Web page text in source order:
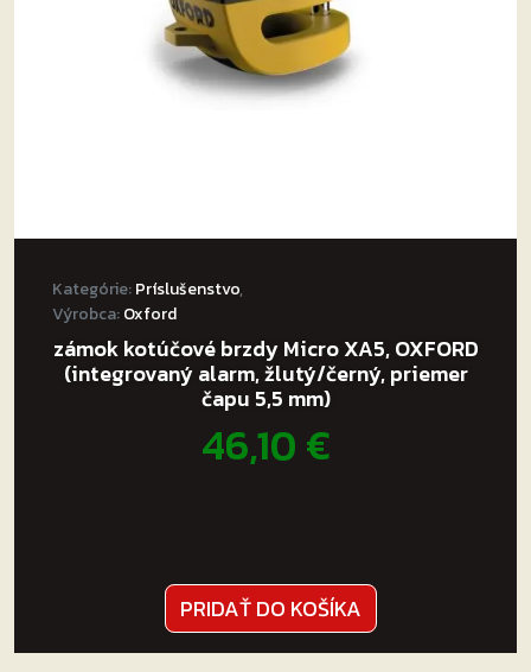
Kategórie:Príslušenstvo,
Výrobca:Oxford
zámok kotúčové brzdy Micro XA5, OXFORD
(integrovaný alarm, žlutý/černý, priemer
čapu 5,5 mm)
46,10€
PRIDAŤ DO KOŠÍKA